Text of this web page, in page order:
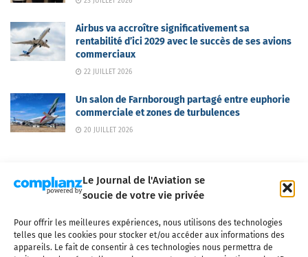
Le Journal de l'Aviation se
soucie de votre vie privée
Pour offrir les meilleures expériences, nous utilisons des technologies
telles que les cookies pour stocker et/ou accéder aux informations des
appareils. Le fait de consentir à ces technologies nous permettra de
Airbus va accroître significativement sa
rentabilité d’ici 2029 avec le succès de ses avions
commerciaux
22 JUILLET 2026
Un salon de Farnborough partagé entre euphorie
commerciale et zones de turbulences
20 JUILLET 2026
Qui sommes-nous ? Nous contacter
Partenaires
Mentions légales
CGV Politique de confidentialité Cookies